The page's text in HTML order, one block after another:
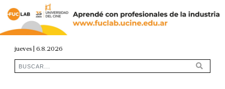
jueves | 6.8.2026